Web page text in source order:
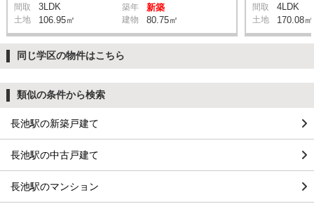
間取 3LDK 築年 新築
土地 106.95㎡ 建物 80.75㎡
間取 4LDK
土地 170.08㎡
同じ学区の物件はこちら
類似の条件から検索
長池駅の新築戸建て
長池駅の中古戸建て
長池駅のマンション